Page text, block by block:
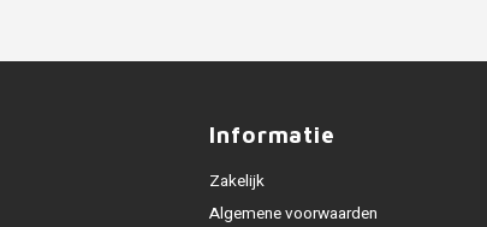
Informatie
Zakelijk
Algemene voorwaarden